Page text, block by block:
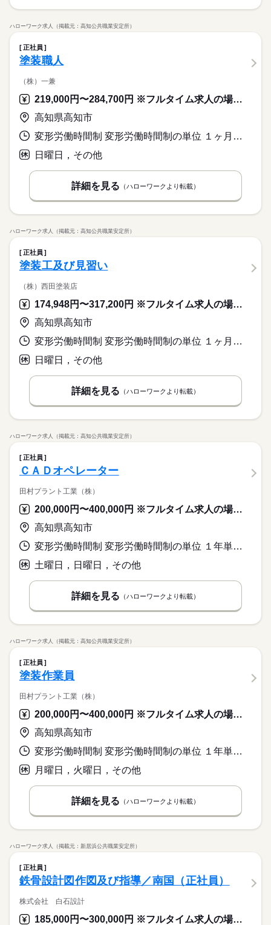
ハローワーク求人（掲載元：高知公共職業安定所）
正社員
塗装職人
（株）一兼
219,000円〜284,700円 ※フルタイム求人の場合は月額（換算額）、パート求人の場合は時間額を表示しています。
高知県高知市
変形労働時間制 変形労働時間制の単位 １ヶ月単位 就業時間１ 8時00分〜17時00分
日曜日，その他
詳細を見る （ハローワークより転載）
ハローワーク求人（掲載元：高知公共職業安定所）
正社員
塗装工及び見習い
（株）西田塗装店
174,948円〜317,200円 ※フルタイム求人の場合は月額（換算額）、パート求人の場合は時間額を表示しています。
高知県高知市
変形労働時間制 変形労働時間制の単位 １ヶ月単位 就業時間１ 8時00分〜17時00分
日曜日，その他
詳細を見る （ハローワークより転載）
ハローワーク求人（掲載元：高知公共職業安定所）
正社員
ＣＡＤオペレーター
田村プラント工業（株）
200,000円〜400,000円 ※フルタイム求人の場合は月額（換算額）、パート求人の場合は時間額を表示しています。
高知県高知市
変形労働時間制 変形労働時間制の単位 １年単位 就業時間１ 8時00分〜17時00分
土曜日，日曜日，その他
詳細を見る （ハローワークより転載）
ハローワーク求人（掲載元：高知公共職業安定所）
正社員
塗装作業員
田村プラント工業（株）
200,000円〜400,000円 ※フルタイム求人の場合は月額（換算額）、パート求人の場合は時間額を表示しています。
高知県高知市
変形労働時間制 変形労働時間制の単位 １年単位 就業時間１ 8時00分〜17時00分
月曜日，火曜日，その他
詳細を見る （ハローワークより転載）
ハローワーク求人（掲載元：新居浜公共職業安定所）
正社員
鉄骨設計図作図及び指導／南国（正社員）
株式会社 白石設計
185,000円〜300,000円 ※フルタイム求人の場合は月額（換算額）、パート求人の場合は時間額を表示しています。